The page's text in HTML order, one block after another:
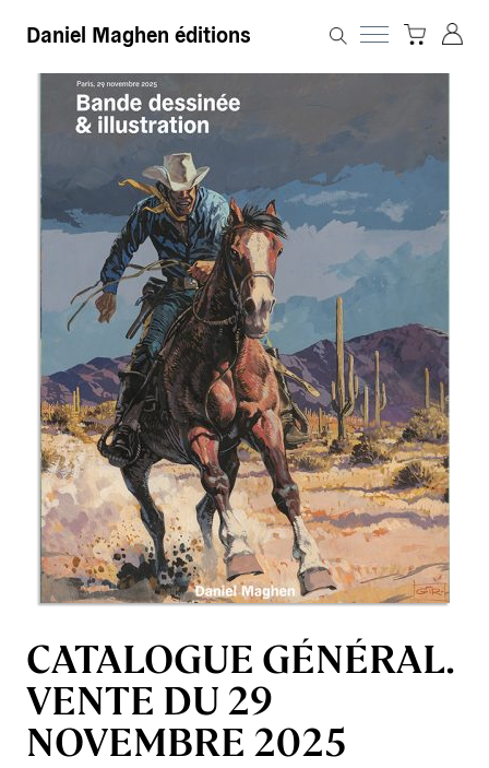
Daniel Maghen éditions
CATALOGUE GÉNÉRAL.
VENTE DU 29
NOVEMBRE 2025